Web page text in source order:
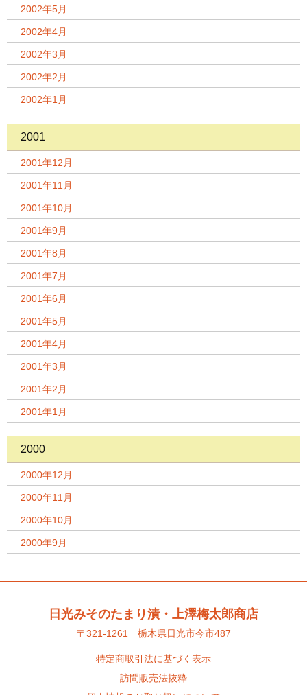
2002年5月
2002年4月
2002年3月
2002年2月
2002年1月
2001
2001年12月
2001年11月
2001年10月
2001年9月
2001年8月
2001年7月
2001年6月
2001年5月
2001年4月
2001年3月
2001年2月
2001年1月
2000
2000年12月
2000年11月
2000年10月
2000年9月
日光みそのたまり漬・上澤梅太郎商店
〒321-1261 栃木県日光市今市487
特定商取引法に基づく表示
訪問販売法抜粋